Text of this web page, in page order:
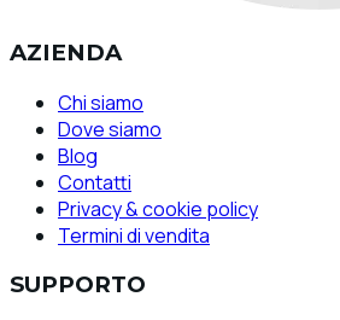
AZIENDA
Chi siamo
Dove siamo
Blog
Contatti
Privacy & cookie policy
Termini di vendita
SUPPORTO